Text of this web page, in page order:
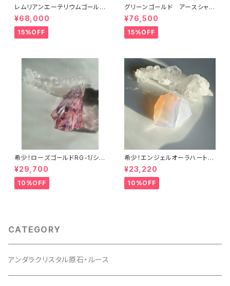
レムリアンエーテリウムゴールド
LGL-1シエラ産アンダラクリスタ
ル
¥68,000
15%OFF
グリーンゴールド アースシャ
ーマンGRGLES-1/シエラ産ア
ンダラクリスタル
¥76,500
15%OFF
希少！ローズゴールドRG-1/シエ
ラ産アンダラクリスタル
¥29,700
10%OFF
希少！エンジェルオーラハートオ
ブゴッドウィズインピンク・シー
フォームAHGWPK-10シエラ産
アンダラクリスタル
¥23,220
10%OFF
CATEGORY
アンダラクリスタル原石・ルース